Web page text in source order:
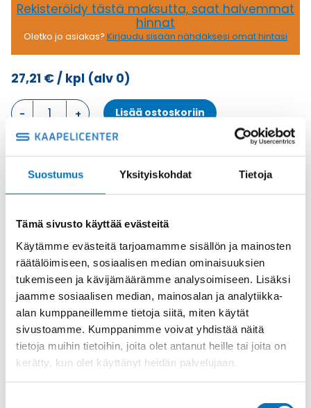
Suostumus Yksityiskohdat Tietoja
Tämä sivusto käyttää evästeitä
Käytämme evästeitä tarjoamamme sisällön ja mainosten
räätälöimiseen, sosiaalisen median ominaisuuksien
tukemiseen ja kävijämäärämme analysoimiseen. Lisäksi
jaamme sosiaalisen median, mainosalan ja analytiikka-
alan kumppaneillemme tietoja siitä, miten käytät
sivustoamme. Kumppanimme voivat yhdistää näitä
tietoja muihin tietoihin, joita olet antanut heille tai joita on
kerätty, kun olet käyttänyt heidän palvelujaan.
Rekisteröidy tästä maksutta, saat halvemmat
hinnat
Oletko jo asiakas? Kirjaudu sisään nähdäksesi omat hintasi
27,21 €/ kpl (alv 0)
LÄPIVIENTIKOTELO,
TAPPIA
KOTELON
ALAOSA
Lisää ostoskoriin
Metalli
Osasto ILME -moninapaliittimet,Kotelon alaosa,Kotelot
Toimitusaika: 1-7 päivää
Toimituskulut 35kg:n asti 25€.
Yli 35kg:n toimituskulut toteutuneiden kulujen mukaan.
Valmistaja
ILME S.p.A
Koko
size "44.27"
Materiaali
Metalli
Käyttölämpötila
'-40 °C...+125 °C